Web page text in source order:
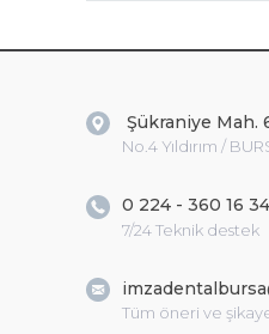
Şükraniye Mah.
No.4 Yıldırım /
0 224 - 360 16 34
7/24 Teknik destek
Tüm öneri ve